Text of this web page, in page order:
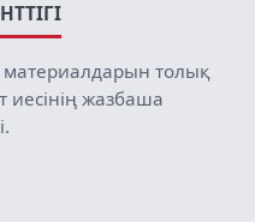
толық
иесінің жазбаша